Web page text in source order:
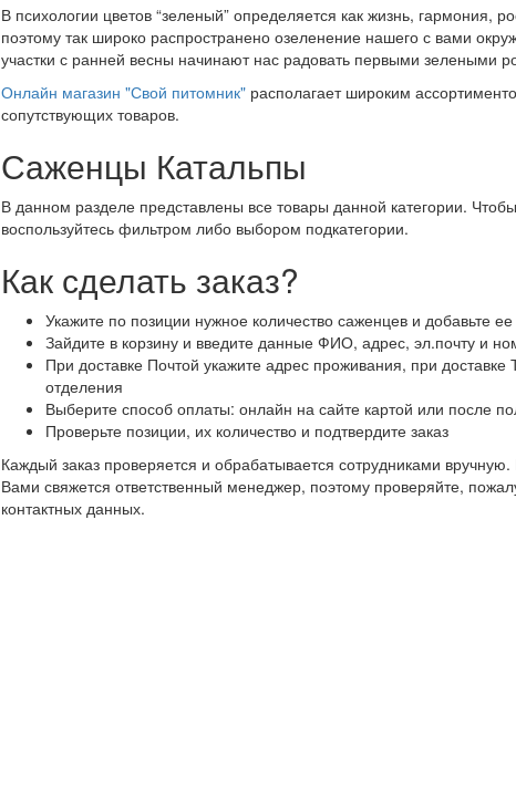
В психологии цветов “зеленый” определяется как жизнь, гармония,
поэтому так широко распространено озеленение нашего с вами
участки с ранней весны начинают нас радовать первыми зелеными
Онлайн магазин "Свой питомник"располагает широким
сопутствующих товаров.
Саженцы Катальпы
В данном разделе представлены все товары данной категории.
воспользуйтесь фильтром либо выбором подкатегории.
Как сделать заказ?
Укажите по позиции нужное количество саженцев и добавьте ее
Зайдите в корзину и введите данные ФИО, адрес, эл.почту и
При доставке Почтой укажите адрес проживания, при доставке
отделения
Выберите способ оплаты: онлайн на сайте картой или после
Проверьте позиции, их количество и подтвердите заказ
Каждый заказ проверяется и обрабатывается сотрудниками
Вами свяжется ответственный менеджер, поэтому проверяйте,
контактных данных.